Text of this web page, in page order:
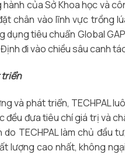
của Sở Khoa học và
chân vào lĩnh vực trồng
tiêu chuẩn Global
đi vào chiều sâu canh
và phát triển, TECHPAL
đều đưa tiêu chí giá trị và
TECHPAL làm chủ đầu
lượng cao nhất, không